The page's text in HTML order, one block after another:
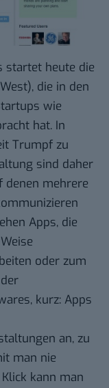
startet heute die
die in den
wie
hat. In
Trumpf zu
sind daher
denen mehrere
Apps, die
oder zum
kurz: Apps
an, zu
man nie
kann man